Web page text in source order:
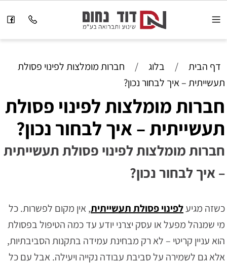
דף הבית / בלוג /
חברות מומלצות לפינוי פסולת
תעשייתית – איך לבחור נכון?
חברות מומלצות לפינוי פסולת
תעשייתית – איך לבחור נכון?
חברות מומלצות לפינוי פסולת תעשייתית
– איך לבחור נכון?
כשזה מגיעלפינוי פסולת תעשייתית, אין מקום לפשרות. כל
מי שמנהל מפעל או עסק יצרני יודע עד כמה הטיפול בפסולת
הוא עניין קריטי – לא רק מבחינת עמידה בתקנות הסביבתיות,
אלא גם לשמירה על סביבת עבודה נקייה ויעילה. אבל עם כל